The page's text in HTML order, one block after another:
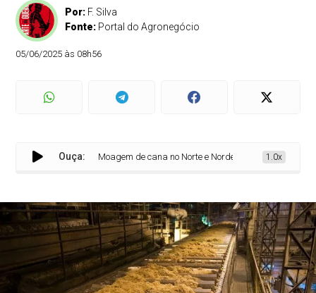
Por: F. Silva
Fonte: Portal do Agronegócio
05/06/2025 às 08h56
Ouça:Moagem de cana no Norte e Nordeste atinge 56,96
1.0x